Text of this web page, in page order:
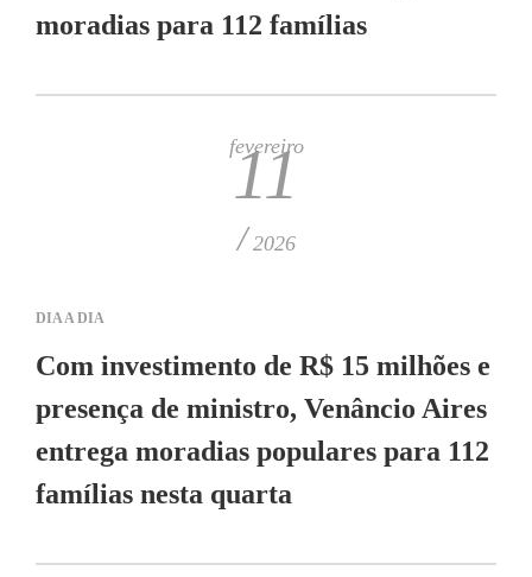
moradias para 112 famílias
fevereiro
11
/ 2026
DIA A DIA
Com investimento de R$ 15 milhões e
presença de ministro, Venâncio Aires
entrega moradias populares para 112
famílias nesta quarta